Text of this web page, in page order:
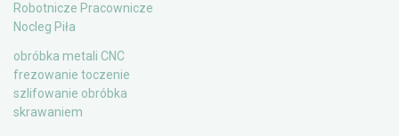
Robotnicze Pracownicze
Nocleg Piła
obróbka metali CNC
frezowanie toczenie
szlifowanie obróbka
skrawaniem